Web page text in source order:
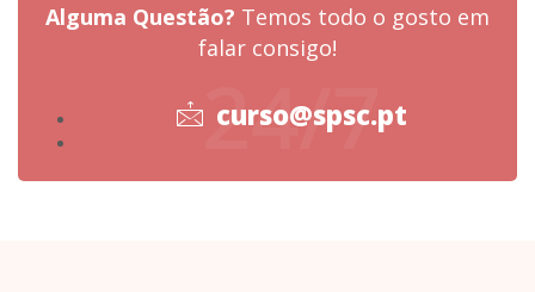
Alguma Questão? Temos todo o gosto em
falar consigo!
curso@spsc.pt
24/7